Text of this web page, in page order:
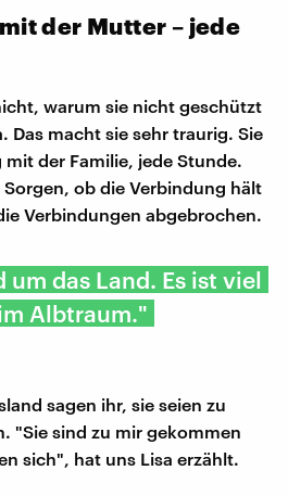
der Mutter – jede
warum sie nicht geschützt
Das macht sie sehr traurig. Sie
der Familie, jede Stunde.
ob die Verbindung hält
Verbindungen abgebrochen.
um das Land. Es ist viel
Albtraum."
sagen ihr, sie seien zu
"Sie sind zu mir gekommen
sich", hat uns Lisa erzählt.